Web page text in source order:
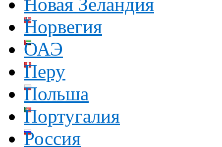
Новая Зеландия
Норвегия
ОАЭ
Перу
Польша
Португалия
Россия